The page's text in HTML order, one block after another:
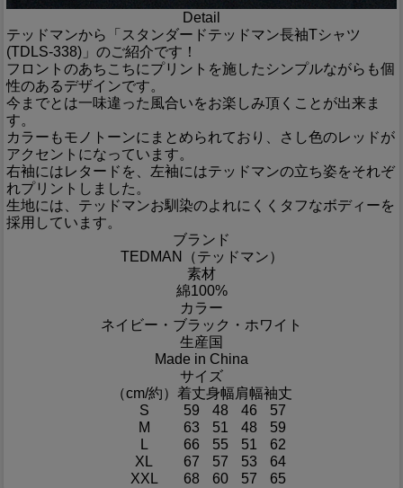
Detail
テッドマンから「スタンダードテッドマン長袖Tシャツ
(TDLS-338)」のご紹介です！
フロントのあちこちにプリントを施したシンプルながらも個
性のあるデザインです。
今までとは一味違った風合いをお楽しみ頂くことが出来ま
す。
カラーもモノトーンにまとめられており、さし色のレッドが
アクセントになっています。
右袖にはレタードを、左袖にはテッドマンの立ち姿をそれぞ
れプリントしました。
生地には、テッドマンお馴染のよれにくくタフなボディーを
採用しています。
ブランド
TEDMAN（テッドマン）
素材
綿100%
カラー
ネイビー・ブラック・ホワイト
生産国
Made in China
サイズ
（cm/約） 着丈身幅肩幅袖丈
S
59 48 46
57
M
63 51 48
59
L
66 55 51
62
XL
67 57 53
64
XXL
68 60 57 65